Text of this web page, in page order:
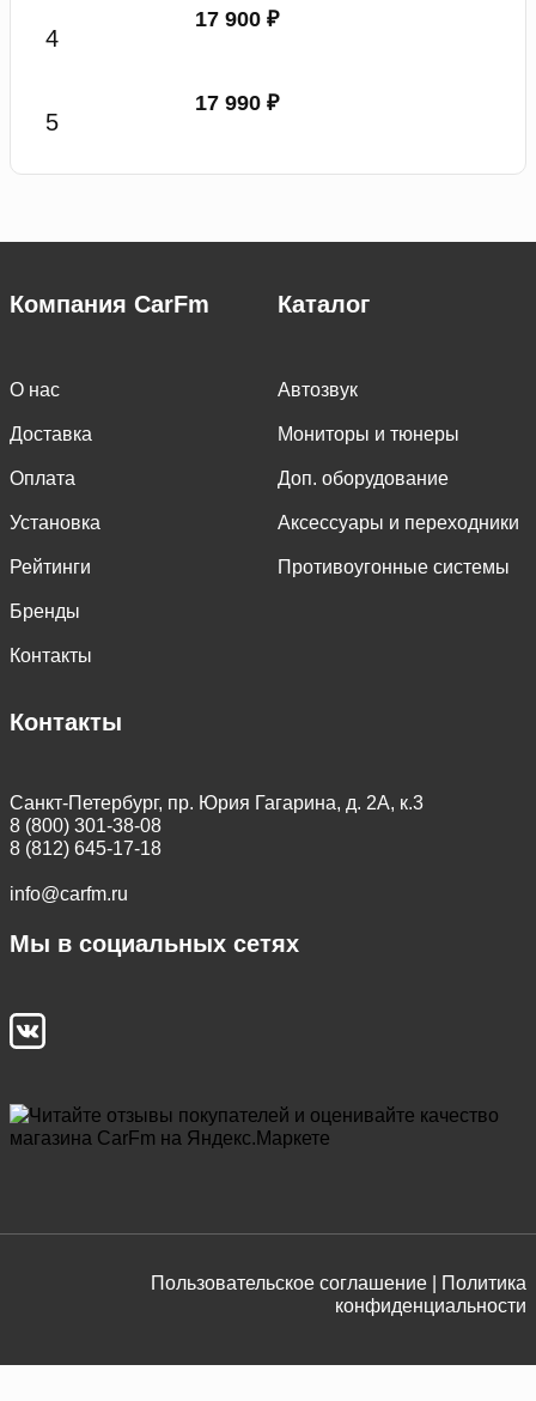
17 900 ₽
17 990 ₽
Компания CarFm
О нас
Доставка
Оплата
Установка
Рейтинги
Бренды
Контакты
Каталог
Автозвук
Мониторы и тюнеры
Доп. оборудование
Аксессуары и переходники
Противоугонные системы
Контакты
Санкт-Петербург, пр. Юрия Гагарина, д. 2А, к.3
8 (800) 301-38-08
8 (812) 645-17-18
info@carfm.ru
Мы в социальных сетях
Пользовательское соглашение |
Политика
конфиденциальности